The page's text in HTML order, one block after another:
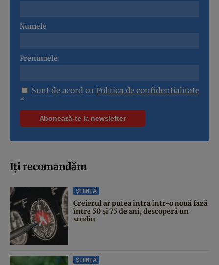
Numele
Prenumele
Sunt de acord cu Politica de confidentialitate
*
Iți recomandăm
ȘTIINȚĂ
Creierul ar putea intra într-o nouă fază
între 50 și 75 de ani, descoperă un
studiu
ȘTIINȚĂ